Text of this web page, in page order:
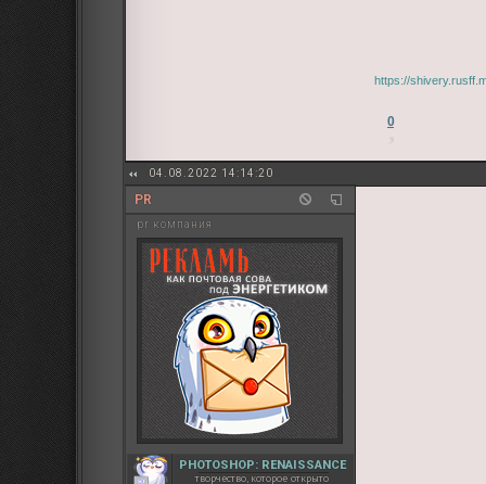
https://
0
04.08.2022 14:14:20
PR
pr компания
PHOTOSHOP: RENAISSANCE
творчество, которое открыто